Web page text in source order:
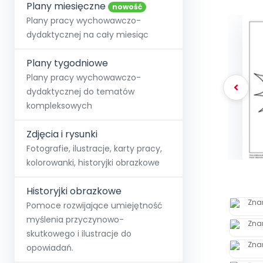
Społeczność
+48 12 631 04 10
kontakt@blizejprzedszkola.pl
O miesięczniku
Strona główna
Strefy,
O Akademii
Akademia
Poznaj pakiet MAX
Testuj przez 7 dni
E-
∞Pakiet
Pełen
Wszystkie projekty
Skontaktuj się
Dodaj wpis
Plany miesięczne nowość
Plany pracy wychowawczo-
dydaktycznej na cały miesiąc
Plany tygodniowe
Plany pracy wychowawczo-
dydaktycznej do tematów
kompleksowych
Zdjęcia i rysunki
Fotografie, ilustracje, karty pracy,
kolorowanki, historyjki obrazkowe
Historyjki obrazkowe
Pomoce rozwijające umiejętność
myślenia przyczynowo-
skutkowego i ilustracje do
opowiadań.